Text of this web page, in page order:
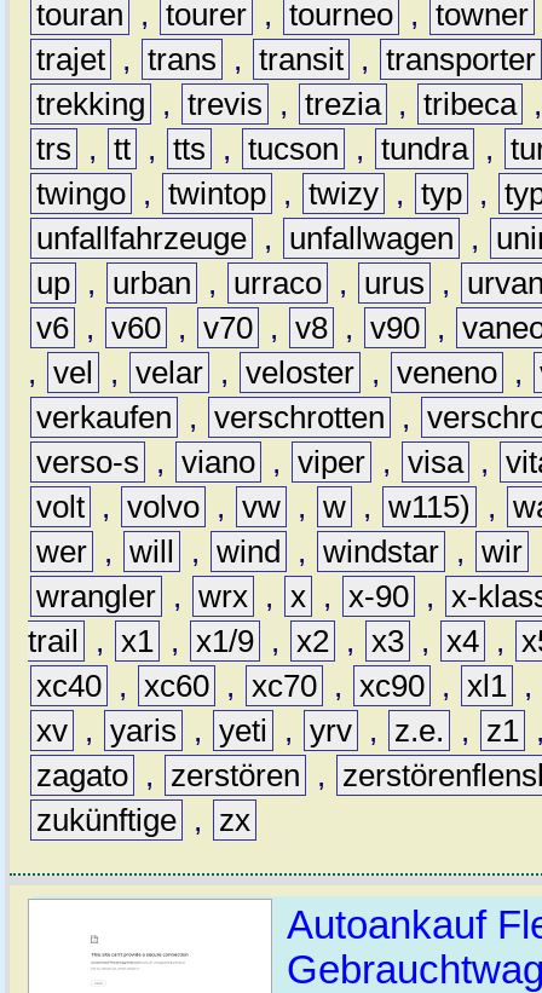
touran , tourer , tourneo , towner
trajet , trans , transit , transporter
trekking
, trevis , trezia , tribeca
trs
, tt , tts , tucson , tundra ,
twingo , twintop , twizy , typ ,
unfallfahrzeuge , unfallwagen ,
up , urban , urraco , urus ,
v6 , v60 , v70 , v8 , v90 ,
, vel , velar , veloster , veneno ,
verkaufen
, verschrotten ,
verso-s
, viano , viper , visa ,
volt , volvo , vw , w , w115) ,
wer , will , wind , windstar , wir
wrangler , wrx , x , x-90 , x-
trail
, x1 , x1/9 , x2 , x3 , x4 ,
xc40 , xc60 , xc70 , xc90 , xl1 ,
xv , yaris , yeti , yrv , z.e. , z1
zagato , zerstören ,
zukünftige , zx
Autoankauf